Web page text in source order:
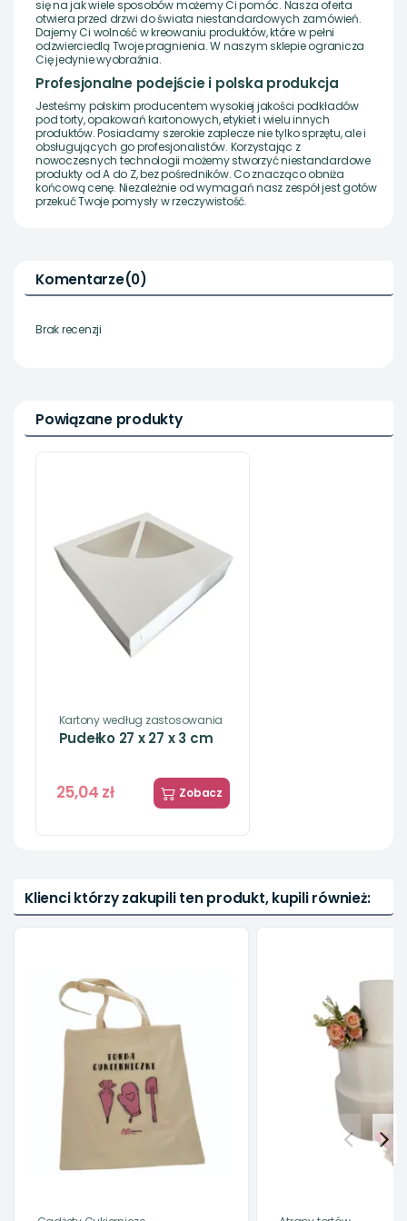
się na jak wiele sposobów możemy Ci pomóc. Nasza oferta
otwiera przed drzwi do świata niestandardowych zamówień.
Dajemy Ci wolność w kreowaniu produktów, które w pełni
odzwierciedlą Twoje pragnienia. W naszym sklepie ogranicza
Cię jedynie wyobraźnia.
Profesjonalne podejście i polska produkcja
Jesteśmy polskim producentem wysokiej jakości podkładów
pod torty, opakowań kartonowych, etykiet i wielu innych
produktów. Posiadamy szerokie zaplecze nie tylko sprzętu, ale i
obsługujących go profesjonalistów. Korzystając z
nowoczesnych technologii możemy stworzyć niestandardowe
produkty od A do Z, bez pośredników. Co znacząco obniża
końcową cenę. Niezależnie od wymagań nasz zespół jest gotów
przekuć Twoje pomysły w rzeczywistość.
Komentarze(0)
Brak recenzji
Powiązane produkty
Kartony według zastosowania
Pudełko 27 x 27 x 3 cm
25,04 zł Zobacz
Klienci którzy zakupili ten produkt, kupili również: